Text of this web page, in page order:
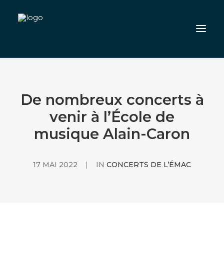
S’INSCRIRE
NOS PROFESSEURS
COMMUNAUTÉ
CARRIÈRE
De nombreux concerts à
venir à l’École de
musique Alain-Caron
17 MAI 2022 | INCONCERTS DE L’ÉMAC